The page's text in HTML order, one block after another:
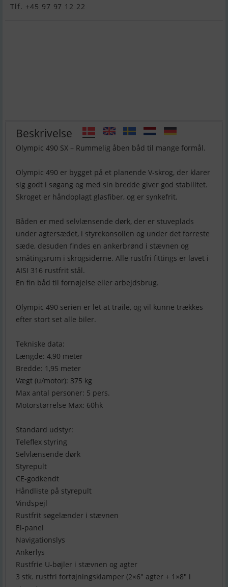
Tlf. +45 97 97 12 22
Beskrivelse
Olympic 490 SX – Rummelig åben båd til mange formål.
Olympic 490 er bygget på et planende V-skrog, der klarer
sig godt i søgang og med sin bredde giver god stabilitet.
Skroget er håndoplagt glasfiber, og er synkefrit.
Båden er med selvlænsende dørk, der er stuveplads
under agtersædet, i styrekonsollen og under det forreste
sæde, desuden findes en ankerbrønd i stævnen og
småtingsrum i skrogsiderne. Alle rustfri fittings er lavet i
AISI 316 rustfrit stål.
En fin båd til fornøjelse eller arbejdsbrug.
Olympic 490 serien er let at traile, og vil kunne trækkes
efter stort set alle biler.
Tekniske data:
Længde: 4,90 meter
Bredde: 1,95 meter
Vægt (u/motor): 375 kg
Max antal personer: 5 pers.
Motorstørrelse Max: 60hk
Standard udstyr:
Teleflex styring
Selvlænsende dørk
Styrepult
CE-godkendt
Håndliste på styrepult
Vindspejl
Rustfrit søgelænder i stævnen
El-panel
Navigationslys
Ankerlys
Rustfrie U-bøjler i stævnen og agter
3 stk. rustfri fortøjningsklamper (2×6″ agter + 1×8″ i